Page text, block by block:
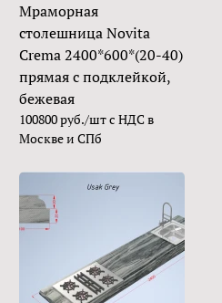
Мраморная
столешница Novita
Crema 2400*600*(20-40)
прямая с подклейкой,
бежевая
100800 руб./шт с НДС в
Москве и СПб